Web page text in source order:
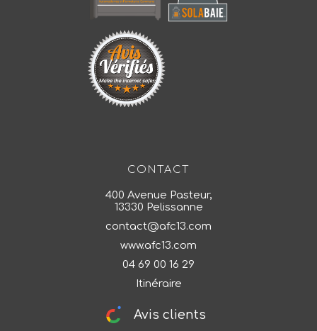
CONTACT
400 Avenue Pasteur,
13330 Pelissanne
contact@afc13.com
www.afc13.com
04 69 00 16 29
Itinéraire
Avis clients